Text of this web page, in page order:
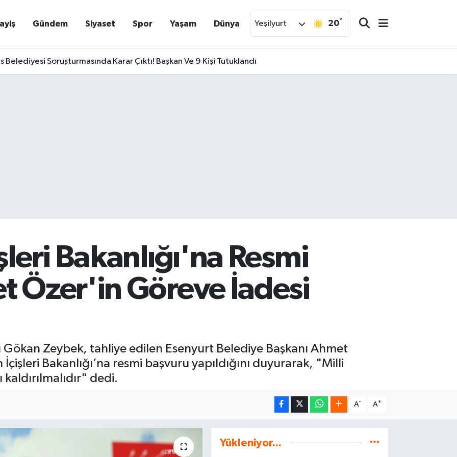
Gündem Siyaset Spor Yaşam Dünya Yeşilyurt 20°
Soruşturmasında Karar Çıktı! Başkan Ve 9 Kişi Tutuklandı
Bakanlığı'na Resmi
Özer'in Göreve İadesi
Gökan Zeybek, tahliye edilen Esenyurt Belediye Başkanı Ahmet
Bakanlığı’na resmi başvuru yapıldığını duyurarak, "Milli
dedi.
A- A+
Yükleniyor...